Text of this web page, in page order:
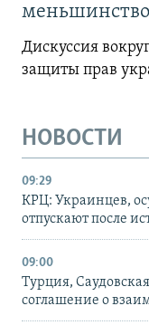
Дискуссия
защиты прав
НОВОСТИ
09:29
КРЦ: Украинцев,
отпускают после
09:00
Турция,
соглашение о